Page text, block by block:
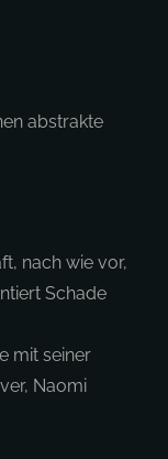
abstrakte
nach wie vor,
Schade
mit seiner
Naomi